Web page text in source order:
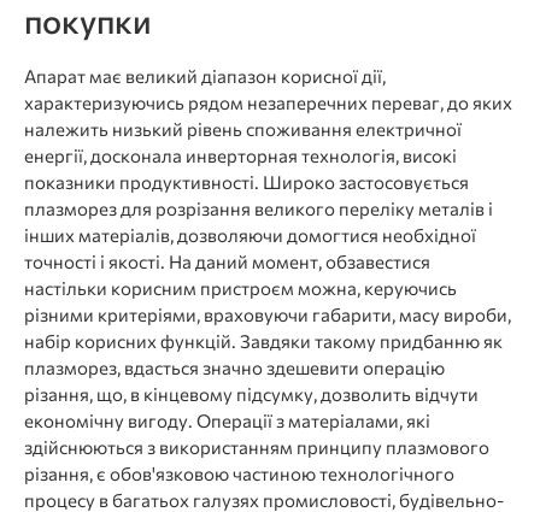
покупки
Апарат має великий діапазон корисної дії,
характеризуючись рядом незаперечних переваг, до яких
належить низький рівень споживання електричної
енергії, досконала инверторная технологія, високі
показники продуктивності. Широко застосовується
плазморез для розрізання великого переліку металів і
інших матеріалів, дозволяючи домогтися необхідної
точності і якості. На даний момент, обзавестися
настільки корисним пристроєм можна, керуючись
різними критеріями, враховуючи габарити, масу вироби,
набір корисних функцій. Завдяки такому придбанню як
плазморез, вдасться значно здешевити операцію
різання, що, в кінцевому підсумку, дозволить відчути
економічну вигоду. Операції з матеріалами, які
здійснюються з використанням принципу плазмового
різання, є обов'язковою частиною технологічного
процесу в багатьох галузях промисловості, будівельно-